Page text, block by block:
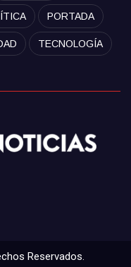
PORTADA
TECNOLOGÍA
Reservados.